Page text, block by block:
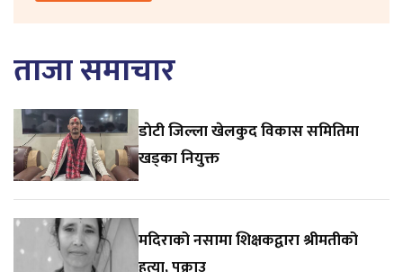
ताजा समाचार
डाेटी जिल्ला खेलकुद विकास समितिमा
खड्का नियुक्त
मदिराको नसामा शिक्षकद्वारा श्रीमतीको